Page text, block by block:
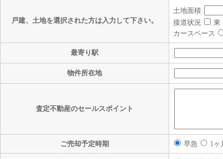
戸建、土地を選択された方は入力して下さい。
土地面積
接道状況
東
カースペース
最寄り駅
物件所在地
査定不動産のセールスポイント
ご売却予定時期 早急 1